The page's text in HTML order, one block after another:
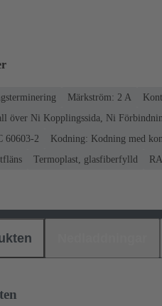
Märkström: ‌2 A
över Ni Kopplingssida, Ni
60603-2
Kodning: Kodning med
Termoplast, glasfiberfylld